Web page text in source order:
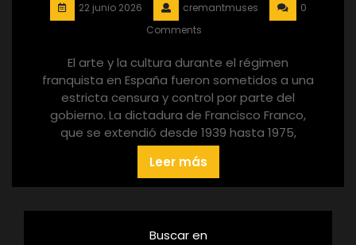
22 junio 2026 cremantmuses
0
Comments
El arte y la cultura durante el régimen
franquista en España fueron sometidos a una
estricta censura y control por parte del
gobierno. La dictadura de Francisco Franco,
que se extendió desde 1939 hasta 1975,
Leer más
Buscar en